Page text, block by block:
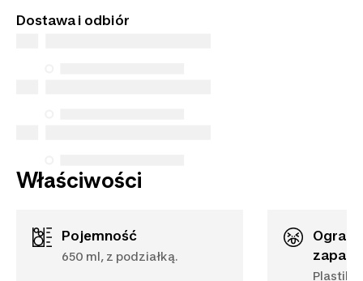
Dostawa i odbiór
Właściwości
Pojemność
650 ml, z podziałką.
Ograniczenie smaku i
Plastik